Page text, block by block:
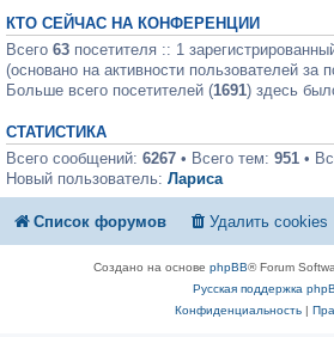
КТО СЕЙЧАС НА КОНФЕРЕНЦИИ
Всего 63 посетителя :: 1
(основано на активности пользователей за
Больше всего посетителей (1691) здесь
СТАТИСТИКА
Всего сообщений: 6267 • Всего тем: 951 •
Новый пользователь: Лариса
Список форумов Удалить cookies
Создано на основе phpBB® Forum
Русская поддержка
Конфиденциальность|